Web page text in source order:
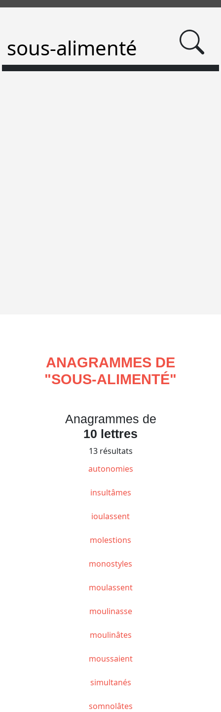
ANAGRAMMES DE
"SOUS-ALIMENTÉ"
Anagrammes de
10 lettres
13 résultats
autonomies
insultâmes
ioulassent
molestions
monostyles
moulassent
moulinasse
moulinâtes
moussaient
simultanés
somnolâtes